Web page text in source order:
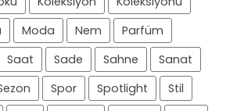
Moda Nem
Parfüm
Saat Sade Sahne
Sanat
Spor Spotlight
Stil